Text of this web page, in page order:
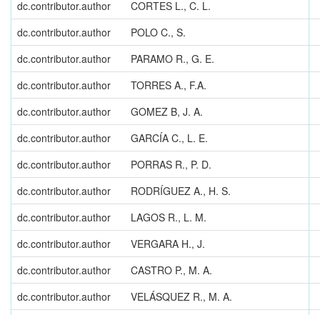
dc.contributor.author
CORTES L., C. L.
dc.contributor.author
POLO C., S.
dc.contributor.author
PARAMO R., G. E.
dc.contributor.author
TORRES A., F.A.
dc.contributor.author
GOMEZ B, J. A.
dc.contributor.author
GARCÍA C., L. E.
dc.contributor.author
PORRAS R., P. D.
dc.contributor.author
RODRÍGUEZ A., H. S.
dc.contributor.author
LAGOS R., L. M.
dc.contributor.author
VERGARA H., J.
dc.contributor.author
CASTRO P., M. A.
dc.contributor.author
VELÁSQUEZ R., M. A.